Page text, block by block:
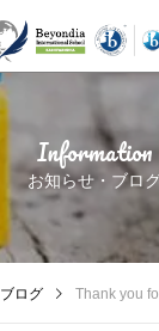
Information
お知らせ・ブロ
ブログ Thank you for